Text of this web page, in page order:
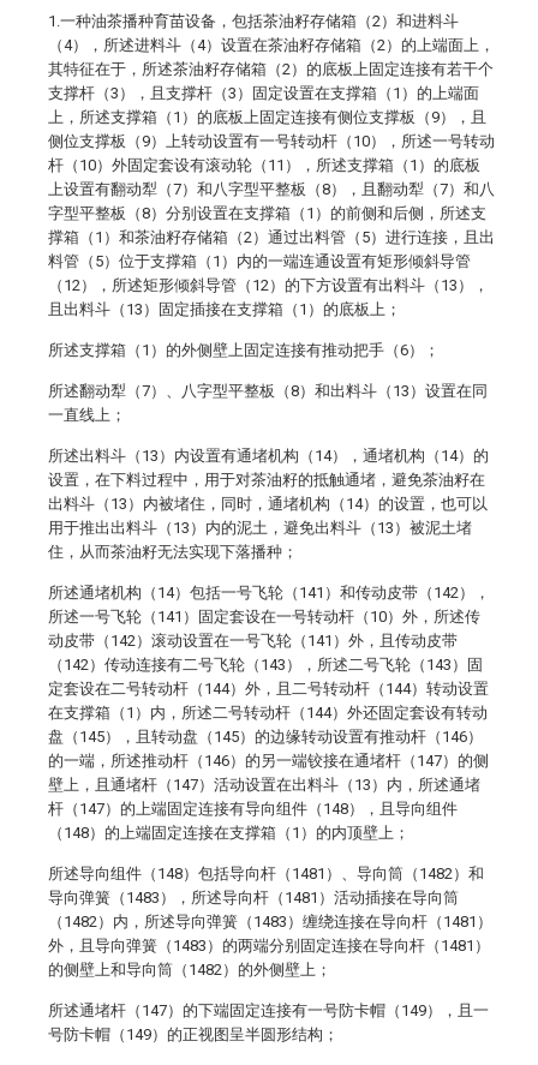
1.一种油茶播种育苗设备，包括茶油籽存储箱（2）和进料斗
（4），所述进料斗（4）设置在茶油籽存储箱（2）的上端面上，
其特征在于，所述茶油籽存储箱（2）的底板上固定连接有若干个
支撑杆（3），且支撑杆（3）固定设置在支撑箱（1）的上端面
上，所述支撑箱（1）的底板上固定连接有侧位支撑板（9），且
侧位支撑板（9）上转动设置有一号转动杆（10），所述一号转动
杆（10）外固定套设有滚动轮（11），所述支撑箱（1）的底板
上设置有翻动犁（7）和八字型平整板（8），且翻动犁（7）和八
字型平整板（8）分别设置在支撑箱（1）的前侧和后侧，所述支
撑箱（1）和茶油籽存储箱（2）通过出料管（5）进行连接，且出
料管（5）位于支撑箱（1）内的一端连通设置有矩形倾斜导管
（12），所述矩形倾斜导管（12）的下方设置有出料斗（13），
且出料斗（13）固定插接在支撑箱（1）的底板上；
所述支撑箱（1）的外侧壁上固定连接有推动把手（6）；
所述翻动犁（7）、八字型平整板（8）和出料斗（13）设置在同
一直线上；
所述出料斗（13）内设置有通堵机构（14），通堵机构（14）的
设置，在下料过程中，用于对茶油籽的抵触通堵，避免茶油籽在
出料斗（13）内被堵住，同时，通堵机构（14）的设置，也可以
用于推出出料斗（13）内的泥土，避免出料斗（13）被泥土堵
住，从而茶油籽无法实现下落播种；
所述通堵机构（14）包括一号飞轮（141）和传动皮带（142），
所述一号飞轮（141）固定套设在一号转动杆（10）外，所述传
动皮带（142）滚动设置在一号飞轮（141）外，且传动皮带
（142）传动连接有二号飞轮（143），所述二号飞轮（143）固
定套设在二号转动杆（144）外，且二号转动杆（144）转动设置
在支撑箱（1）内，所述二号转动杆（144）外还固定套设有转动
盘（145），且转动盘（145）的边缘转动设置有推动杆（146）
的一端，所述推动杆（146）的另一端铰接在通堵杆（147）的侧
壁上，且通堵杆（147）活动设置在出料斗（13）内，所述通堵
杆（147）的上端固定连接有导向组件（148），且导向组件
（148）的上端固定连接在支撑箱（1）的内顶壁上；
所述导向组件（148）包括导向杆（1481）、导向筒（1482）和
导向弹簧（1483），所述导向杆（1481）活动插接在导向筒
（1482）内，所述导向弹簧（1483）缠绕连接在导向杆（1481）
外，且导向弹簧（1483）的两端分别固定连接在导向杆（1481）
的侧壁上和导向筒（1482）的外侧壁上；
所述通堵杆（147）的下端固定连接有一号防卡帽（149），且一
号防卡帽（149）的正视图呈半圆形结构；